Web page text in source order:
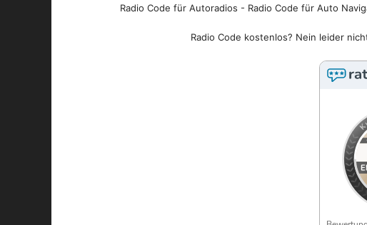
Radio Code für Autoradios - Radio Code für Auto
Radio Code kostenlos? Nein leider